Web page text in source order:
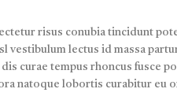
risus conubia tincidunt
vestibulum lectus id massa
curae tempus rhoncus fusce
natoque lobortis curabitur eu